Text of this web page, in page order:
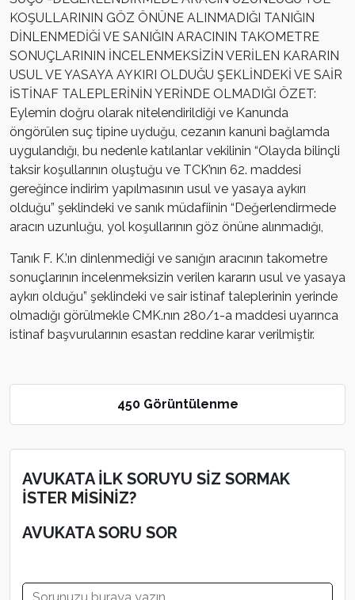
KOŞULLARININ GÖZ ÖNÜNE ALINMADIĞI TANIĞIN
DİNLENMEDİĞİ VE SANIĞIN ARACININ TAKOMETRE
SONUÇLARININ İNCELENMEKSİZİN VERİLEN KARARIN
USUL VE YASAYA AYKIRI OLDUĞU ŞEKLİNDEKİ VE SAİR
İSTİNAF TALEPLERİNİN YERİNDE OLMADIĞI ÖZET:
Eylemin doğru olarak nitelendirildiği ve Kanunda
öngörülen suç tipine uyduğu, cezanın kanuni bağlamda
uygulandığı, bu nedenle katılanlar vekilinin “Olayda bilinçli
taksir koşullarının oluştuğu ve TCK’nın 62. maddesi
gereğince indirim yapılmasının usul ve yasaya aykırı
olduğu” şeklindeki ve sanık müdafiinin “Değerlendirmede
aracın uzunluğu, yol koşullarının göz önüne alınmadığı,
Tanık F. K.’ın dinlenmediği ve sanığın aracının takometre
sonuçlarının incelenmeksizin verilen kararın usul ve yasaya
aykırı olduğu” şeklindeki ve sair istinaf taleplerinin yerinde
olmadığı görülmekle CMK.nın 280/1-a maddesi uyarınca
istinaf başvurularının esastan reddine karar verilmiştir.
450 Görüntülenme
AVUKATA İLK SORUYU SİZ SORMAK
İSTER MİSİNİZ?
AVUKATA SORU SOR